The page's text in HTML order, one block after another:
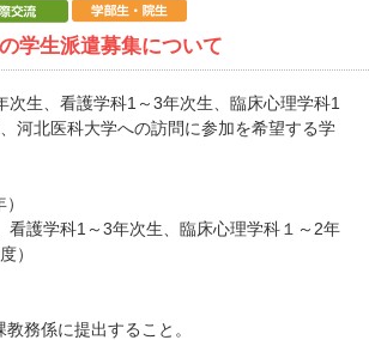
学生派遣募集について
次生、看護学科1～3年次生、臨床心理学科1
河北医科大学への訪問に参加を希望する学
看護学科1～3年次生、臨床心理学科１～2年
）
務係に提出すること。